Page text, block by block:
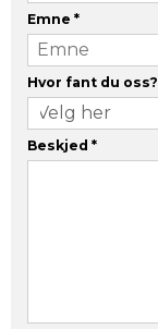
Emne *
Hvor fant du oss?
Beskjed *